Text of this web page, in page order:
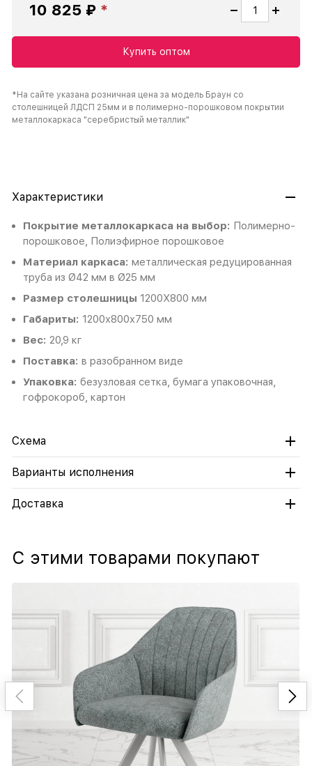
10 825 ₽
Купить оптом
*На сайте указана розничная цена за модель Браун со
столешницей ЛДСП 25мм и в полимерно-порошковом покрытии
металлокаркаса "серебристый металлик"
Характеристики
Покрытие металлокаркаса на выбор: Полимерно-
порошковое, Полиэфирное порошковое
Материал каркаса: металлическая редуцированная
труба из Ø42 мм в Ø25 мм
Размер столешницы 1200Х800 мм
Габариты: 1200x800x750 мм
Вес: 20,9 кг
Поставка: в разобранном виде
Упаковка: безузловая сетка, бумага упаковочная,
гофрокороб, картон
Схема
Варианты исполнения
Доставка
С этими товарами покупают